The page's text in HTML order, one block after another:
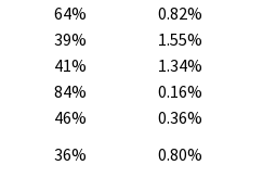
64%
0.82%
39%
1.55%
41%
1.34%
84%
0.16%
46%
0.36%
36%
0.80%